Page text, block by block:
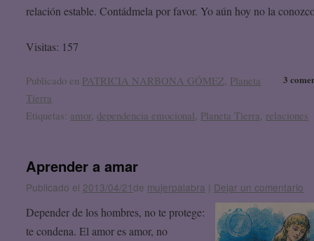
relación estable. Contádmela por favor. Yo aún hoy no la
Visitas: 157
3
Publicado en PATRICIA NARBONA GÓMEZ, Planeta
Tierra
Etiquetas: amor,dependencia emocional, Planeta Tierra, relaciones
Aprender a amar
Publicado el 2013/04/21de mujerpalabra | Dejar un comentario
Depender de los hombres, no te protege:
te condena. El amor es amor, no